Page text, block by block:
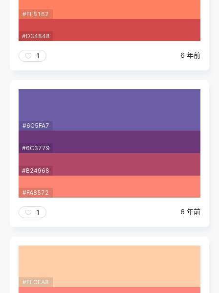
#FF8162
#D34848
1 6 年前
#6C5FA7
#6C3779
#B24968
#FA8572
1 6 年前
#FECEA8